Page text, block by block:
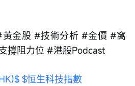
金股 #技術分析 #金價 #窩
撐阻力位 #港股Podcast
$恒生科技指數